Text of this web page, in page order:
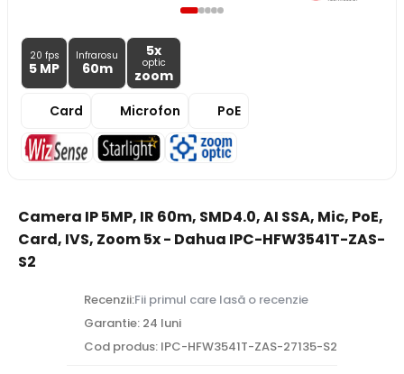
20 fps
5 MP
Infrarosu
60m
5x
optic
zoom
Card
Microfon PoE
Camera IP 5MP, IR 60m, SMD4.0, AI SSA, Mic, PoE,
Card, IVS, Zoom 5x - Dahua IPC-HFW3541T-ZAS-
S2
Recenzii:Fii primul care lasă o recenzie
Garantie: 24 luni
Cod produs: IPC-HFW3541T-ZAS-27135-S2